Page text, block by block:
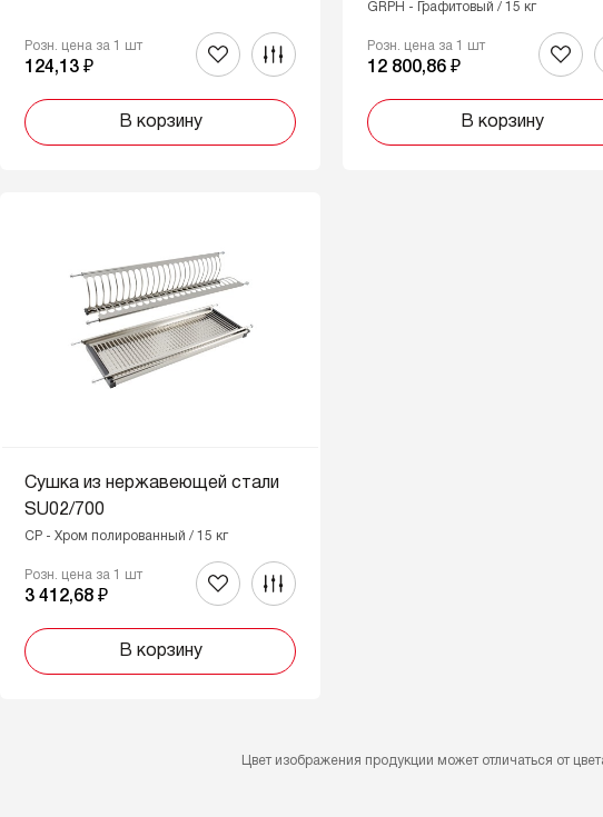
Розн. цена за 1 шт
124,13 ₽
В корзину
GRPH - Графитовый / 15 кг
Розн. цена за 1 шт
12 800,86 ₽
В корзину
Сушка из нержавеющей стали
SU02/700
CP - Хром полированный / 15 кг
Розн. цена за 1 шт
3 412,68 ₽
В корзину
Цвет изображения продукции может отличаться от